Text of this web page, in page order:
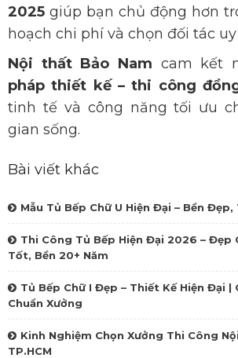
2025 giúp bạn chủ động hơn
hoạch chi phí và chọn đối tác
Nội thất Bảo Nam cam kết
pháp thiết kế – thi công
tinh tế và công năng tối ưu
gian sống.
Bài viết khác
Mẫu Tủ Bếp Chữ U Hiện Đại – Bền
Thi Công Tủ Bếp Hiện Đại 2026 – Đẹp
Tốt, Bền 20+ Năm
Tủ Bếp Chữ I Đẹp – Thiết Kế Hiện Đại |
Chuẩn Xưởng
Kinh Nghiệm Chọn Xưởng Thi Công
TP.HCM